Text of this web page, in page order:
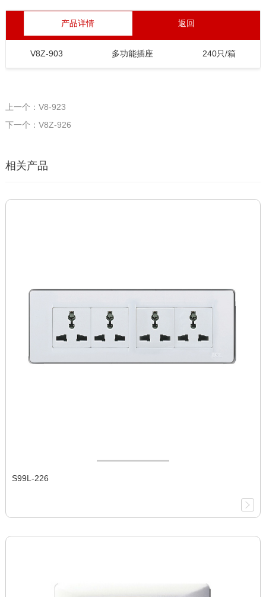
产品详情 返回
V8Z-903 多功能插座 240只/箱
上一个：V8-923
下一个：V8Z-926
相关产品
S99L-226